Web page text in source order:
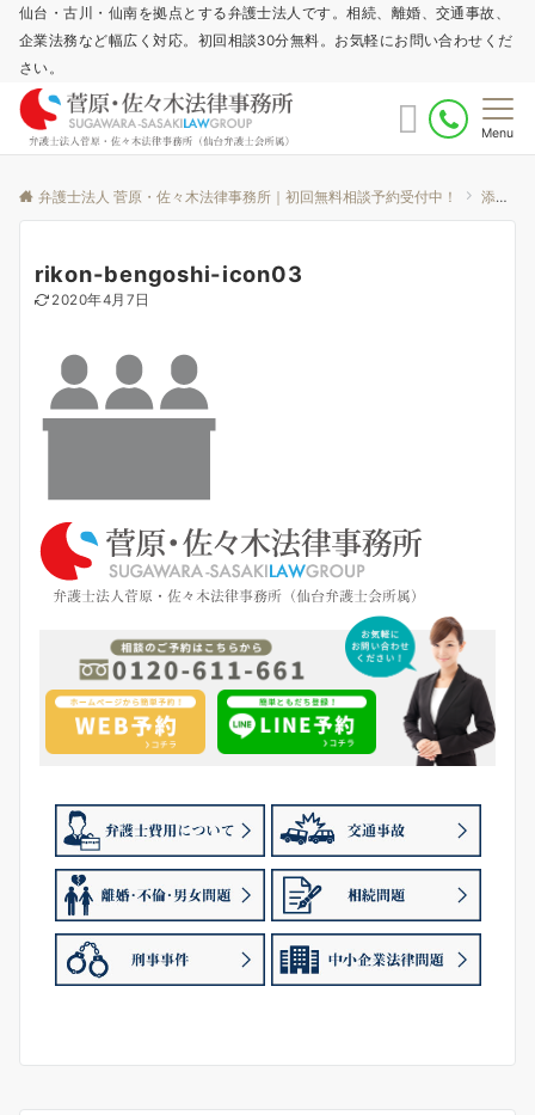
仙台・古川・仙南を拠点とする弁護士法人です。相続、離婚、交通事故、
企業法務など幅広く対応。初回相談30分無料。お気軽にお問い合わせくだ
さい。
Menu
弁護士法人 菅原・佐々木法律事務所｜初回無料相談予約受付中！ 添付ファイル
rikon-bengoshi-icon03
2020年4月7日